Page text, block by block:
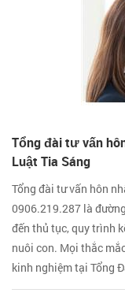
Tổng đài tư vấn
Luật Tia Sáng
Tổng đài tư vấn hôn
0906.219.287 là
đến thủ tục, quy trình
nuôi con. Mọi thắc
kinh nghiệm tại Tổng